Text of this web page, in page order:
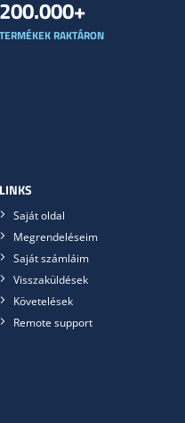
200.000+
TERMÉKEK RAKTÁRON
LINKS
Saját oldal
Megrendeléseim
Saját számláim
Visszaküldések
Követelések
Remote support